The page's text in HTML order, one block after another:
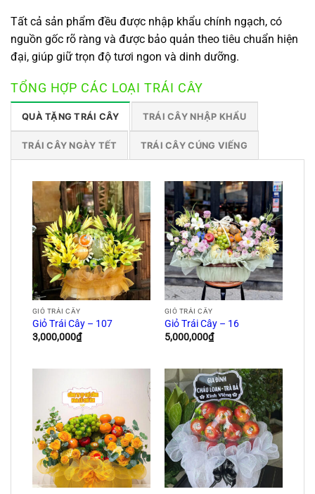
Tất cả sản phẩm đều được nhập khẩu chính ngạch, có
nguồn gốc rõ ràng và được bảo quản theo tiêu chuẩn hiện
đại, giúp giữ trọn độ tươi ngon và dinh dưỡng.
TỔNG HỢP CÁC LOẠI TRÁI CÂY
QUÀ TẶNG TRÁI CÂY TRÁI CÂY NHẬP KHẨU
TRÁI CÂY NGÀY TẾT TRÁI CÂY CÚNG VIẾNG
GIỎ TRÁI CÂY
Giỏ Trái Cây – 107
3,000,000₫
GIỎ TRÁI CÂY
Giỏ Trái Cây – 16
5,000,000₫